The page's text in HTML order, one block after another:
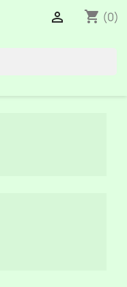
shopping_cart (0)
